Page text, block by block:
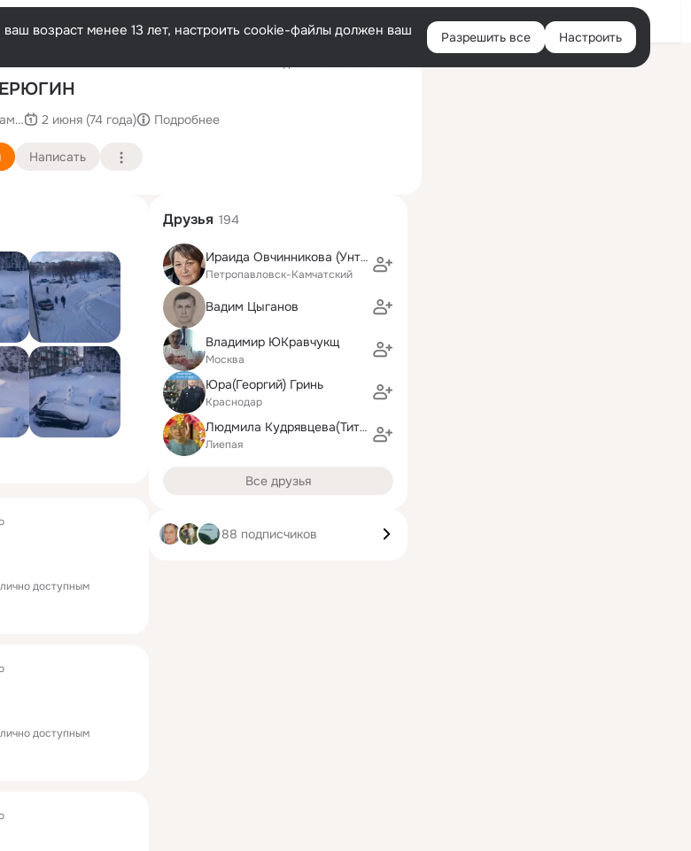
Войти
возраст менее 13 лет, настроить cookie-файлы должен ваш
Разрешить все Настроить
2 июня (74 года) Подробнее
Написать
доступным
доступным
Друзья 194
Ираида Овчинникова (Унтилова)
Петропавловск-Камчатский
Вадим Цыганов
Владимир ЮКравчукщ
Москва
Юра(Георгий) Гринь
Краснодар
Людмила Кудрявцева(Титова)
Лиепая
Все друзья
88 подписчиков